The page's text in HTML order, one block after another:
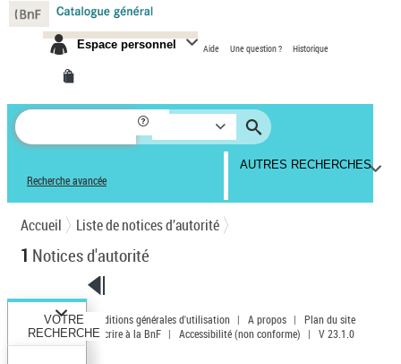
Espace personnel Aide Une question ? Historique
Recherche avancée
AUTRES RECHERCHES
Accueil Liste de notices d’autorité
1 Notices d'autorité
VOTRE
RECHERCHE
Conditions générales d'utilisation | A propos |
Plan du site
| Écrire à la BnF | Accessibilité (non conforme) | V 23.1.0
Panneau de gestion des cookies